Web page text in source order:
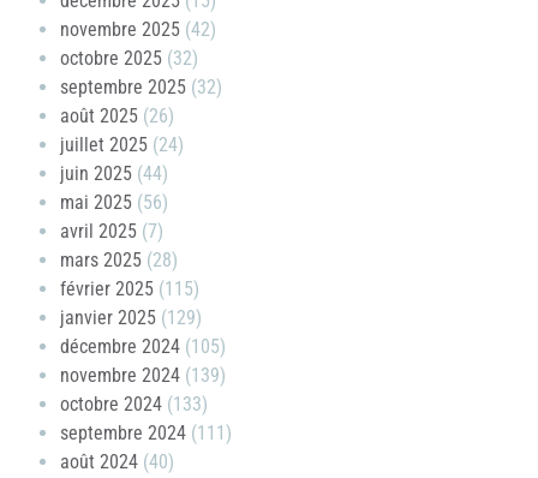
novembre 2025 (42)
octobre 2025 (32)
septembre 2025 (32)
août 2025 (26)
juillet 2025 (24)
juin 2025 (44)
mai 2025 (56)
avril 2025 (7)
mars 2025 (28)
février 2025 (115)
janvier 2025 (129)
décembre 2024 (105)
novembre 2024 (139)
octobre 2024 (133)
septembre 2024 (111)
août 2024 (40)